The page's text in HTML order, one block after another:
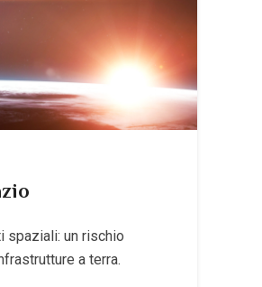
spaziali: un rischio
a terra.